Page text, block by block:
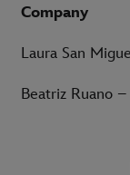
Company
Laura San
Beatriz Ruano –